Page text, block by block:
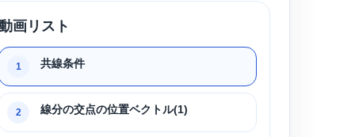
画リスト
1 共線条件
2 線分の交点の位置ベクトル(1)